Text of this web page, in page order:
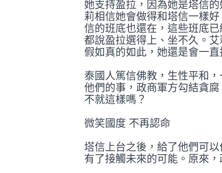
她支持盈拉，因為她是塔信
莉相信她會做得和塔信一樣
信的班底也還在， 這些班底
都說盈拉選得上、坐不久。
假如真的如此，她還是會一
泰國人篤信佛教，生性平和
他們的事 ，政商軍方勾結貪
不就這樣嗎？
微笑國度 不再認命
塔信上台之後，給了他們可
有了接觸未來的可能。原來